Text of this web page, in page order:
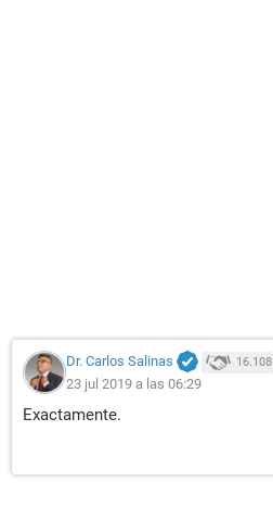
Dr. Carlos Salinas 16.108
23 jul 2019 a las 06:29
Exactamente.